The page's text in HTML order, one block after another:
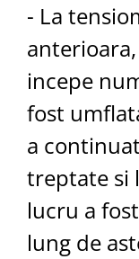
- La
incepe
fost
a
treptate si
lucru a
lung de